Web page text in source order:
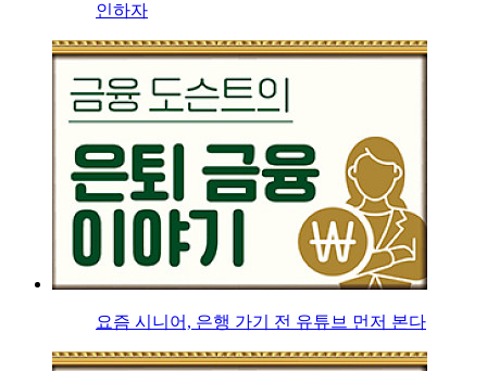
인하자
요즘 시니어, 은행 가기 전 유튜브 먼저 본다